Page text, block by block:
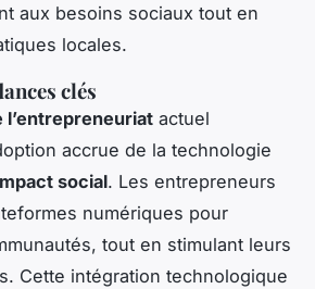
aux besoins sociaux tout en
locales.
clés
l’entrepreneuriat actuel
accrue de la technologie
social. Les entrepreneurs
numériques pour
tout en stimulant leurs
Cette intégration technologique